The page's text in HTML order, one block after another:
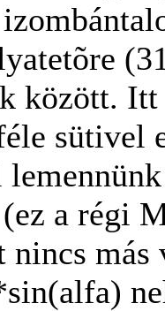
között. Itt
sütivel
a régi
nincs